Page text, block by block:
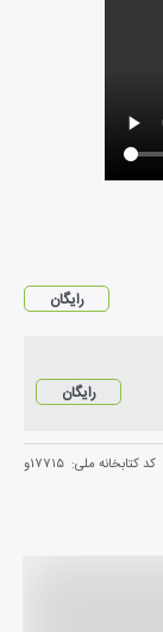
رایگان
رایگان
کد کتابخانه ملی: ۱۷۷۱۵و